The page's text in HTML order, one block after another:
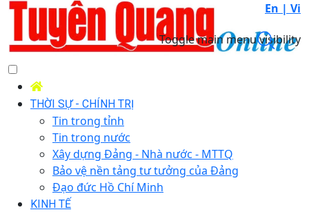
En | Vi
Toggle main menu visibility
THỜI SỰ - CHÍNH TRỊ
Tin trong tỉnh
Tin trong nước
Xây dựng Đảng - Nhà nước - MTTQ
Bảo vệ nền tảng tư tưởng của Đảng
Đạo đức Hồ Chí Minh
KINH TẾ